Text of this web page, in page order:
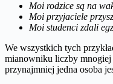
Moi rodzice są na
Moi przyjaciele
Moi studenci zdali
We wszystkich tych
mianowniku liczby
przynajmniej jedna osoba